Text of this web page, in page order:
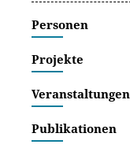
Personen
Projekte
Veranstaltungen
Publikationen